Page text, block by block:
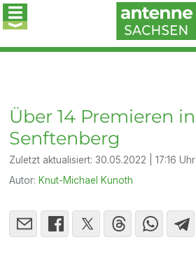
Über 14 Premieren in
Senftenberg
Zuletzt aktualisiert:30.05.2022 | 17:16 Uhr
Autor: Knut-Michael Kunoth